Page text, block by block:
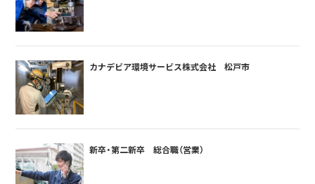
カナデビア環境サービス株式会社 松戸市
新卒・第二新卒 総合職（営業）